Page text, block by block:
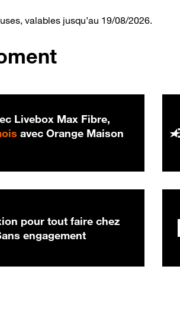
valables jusqu’au 19/08/2026.
Livebox Max Fibre,
20 € par mois
avec Orange Maison
pour tout faire chez
engagement